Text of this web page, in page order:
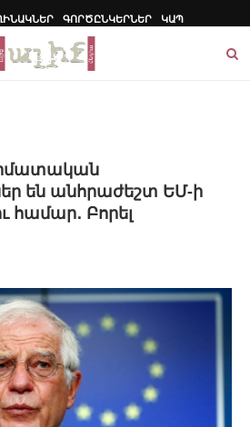
ԳՈՐԾԸՆԿԵՐՆԵՐ ԿԱՊ
են անհրաժեշտ ԵՄ-ի
համար․ Բորել